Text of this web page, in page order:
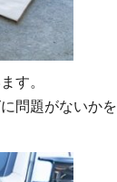
す。
問題がないかを